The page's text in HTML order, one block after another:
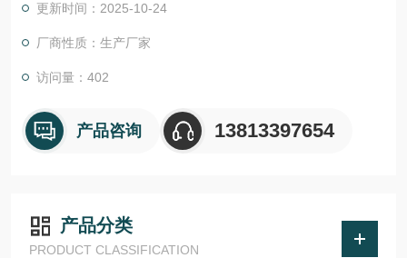
更新时间：2025-10-24
厂商性质：生产厂家
访问量：402
产品咨询 13813397654
产品分类
PRODUCT CLASSIFICATION